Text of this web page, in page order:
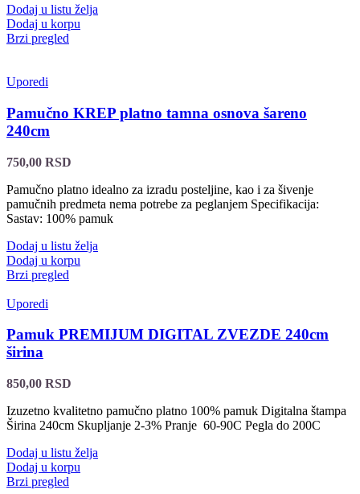
Dodaj u listu želja
Dodaj u korpu
Brzi pregled
Uporedi
Pamučno KREP platno tamna osnova šareno
240cm
750,00 RSD
Pamučno platno idealno za izradu posteljine, kao i za šivenje
pamučnih predmeta nema potrebe za peglanjem Specifikacija:
Sastav: 100% pamuk
Dodaj u listu želja
Dodaj u korpu
Brzi pregled
Uporedi
Pamuk PREMIJUM DIGITAL ZVEZDE 240cm
širina
850,00 RSD
Izuzetno kvalitetno pamučno platno 100% pamuk Digitalna štampa
Širina 240cm Skupljanje 2-3% Pranje 60-90C Pegla do 200C
Dodaj u listu želja
Dodaj u korpu
Brzi pregled